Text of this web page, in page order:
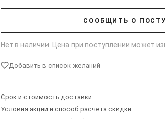
СООБЩИТЬ О
Нет в наличии. Цена при поступлении может
Добавить в список желаний
Срок и стоимость доставки
Условия акции и способ расчёта скидки